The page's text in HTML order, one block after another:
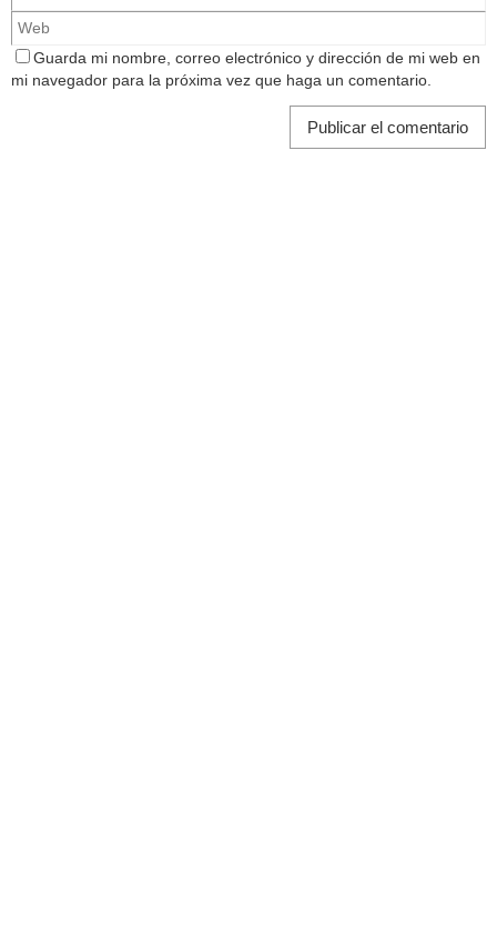
Guarda mi nombre, correo electrónico y dirección de mi web en
mi navegador para la próxima vez que haga un comentario.